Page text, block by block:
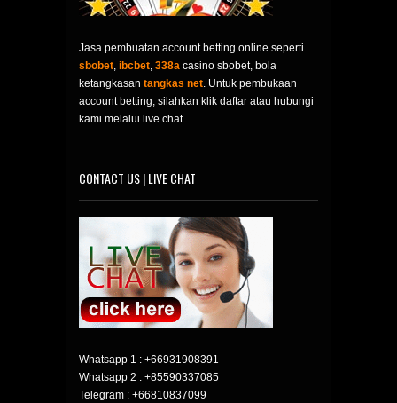
Jasa pembuatan account betting online seperti
sbobet, ibcbet, 338a casino sbobet, bola
ketangkasan tangkas net. Untuk pembukaan
account betting, silahkan klik daftar atau hubungi
kami melalui live chat.
CONTACT US | LIVE CHAT
Whatsapp 1 : +66931908391
Whatsapp 2 : +85590337085
Telegram : +66810837099